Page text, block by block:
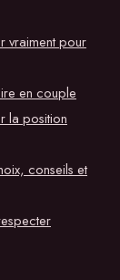
vraiment pour
en couple
la position
conseils et